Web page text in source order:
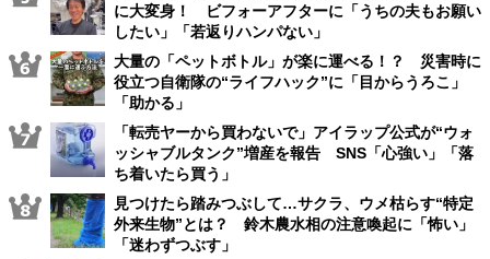
に大変身！ ビフォーアフターに「うちの夫もお願い
したい」「若返りハンパない」
大量の「ペットボトル」が楽に運べる！？ 災害時に
役立つ自衛隊の“ライフハック”に「目からうろこ」
「助かる」
「転売ヤーから買わないで」アイラップ公式が“ウォ
ッシャブルタンク”増産を報告 SNS「心強い」「落
ち着いたら買う」
見つけたら踏みつぶして…サクラ、ウメ枯らす“特定
外来生物”とは？ 鈴木農水相の注意喚起に「怖い」
「迷わずつぶす」